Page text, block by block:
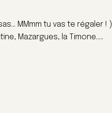
MMmm tu vas te régaler ! )
Mazargues, la Timone…..